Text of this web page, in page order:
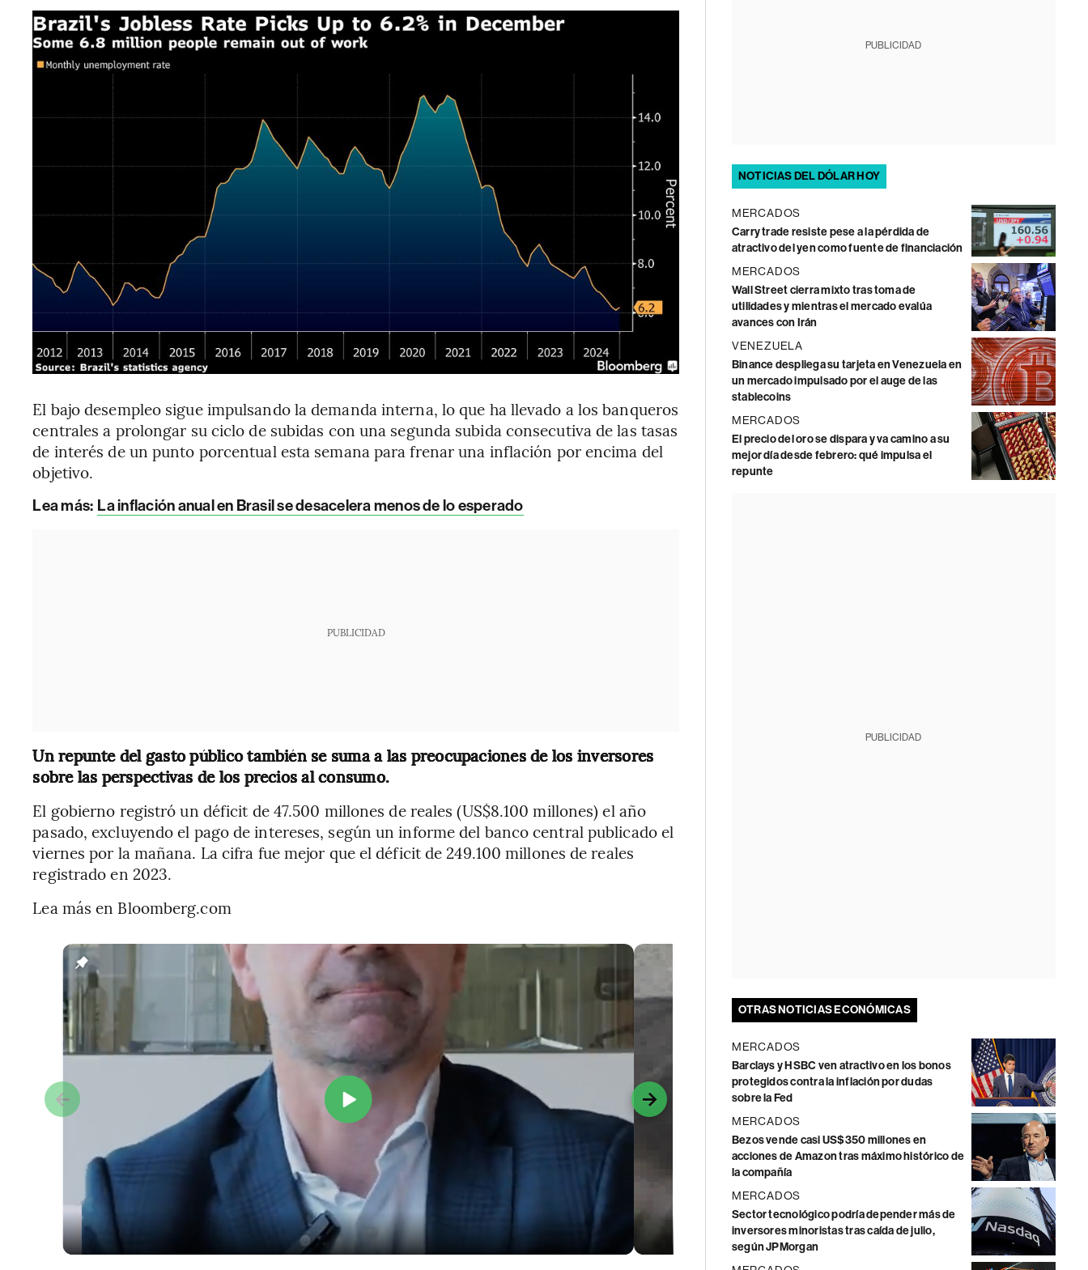
El bajo desempleo sigue impulsando la demanda interna, lo que ha llevado a los banqueros
centrales a prolongar su ciclo de subidas con una segunda subida consecutiva de las tasas
de interés de un punto porcentual esta semana para frenar una inflación por encima del
objetivo.
Lea más: La inflación anual en Brasil se desacelera menos de lo esperado
PUBLICIDAD
Un repunte del gasto público también se suma a las preocupaciones de los inversores
sobre las perspectivas de los precios al consumo.
El gobierno registró un déficit de 47.500 millones de reales (US$8.100 millones) el año
pasado, excluyendo el pago de intereses, según un informe del banco central publicado el
viernes por la mañana. La cifra fue mejor que el déficit de 249.100 millones de reales
registrado en 2023.
Lea más en Bloomberg.com
PUBLICIDAD
NOTICIAS DEL DÓLAR HOY
MERCADOS
Carry trade resiste pese a la pérdida de
atractivo del yen como fuente de financiación
MERCADOS
Wall Street cierra mixto tras toma de
utilidades y mientras el mercado evalúa
avances con Irán
VENEZUELA
Binance despliega su tarjeta en Venezuela en
un mercado impulsado por el auge de las
stablecoins
MERCADOS
El precio del oro se dispara y va camino a su
mejor día desde febrero: qué impulsa el
repunte
PUBLICIDAD
OTRAS NOTICIAS ECONÓMICAS
MERCADOS
Barclays y HSBC ven atractivo en los bonos
protegidos contra la inflación por dudas
sobre la Fed
MERCADOS
Bezos vende casi US$350 millones en
acciones de Amazon tras máximo histórico de
la compañía
MERCADOS
Sector tecnológico podría depender más de
inversores minoristas tras caída de julio,
según JPMorgan